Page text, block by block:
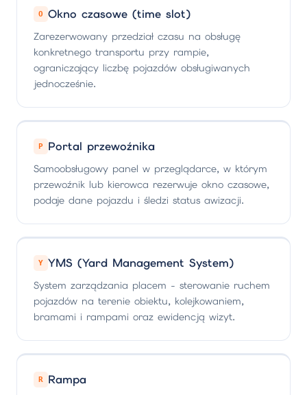
O Okno czasowe (time slot)
Zarezerwowany przedział czasu na obsługę
konkretnego transportu przy rampie,
ograniczający liczbę pojazdów obsługiwanych
jednocześnie.
P Portal przewoźnika
Samoobsługowy panel w przeglądarce, w którym
przewoźnik lub kierowca rezerwuje okno czasowe,
podaje dane pojazdu i śledzi status awizacji.
Y YMS (Yard Management System)
System zarządzania placem - sterowanie ruchem
pojazdów na terenie obiektu, kolejkowaniem,
bramami i rampami oraz ewidencją wizyt.
R Rampa